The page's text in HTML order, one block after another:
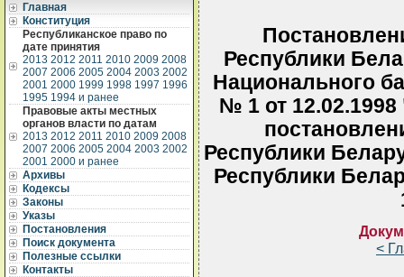
Главная
Конституция
Республиканское право по
дате принятия
2013 2012 2011 2010 2009 2008
2007 2006 2005 2004 2003 2002
2001 2000 1999 1998 1997 1996
1995 1994 и ранее
Правовые акты местных
органов власти по датам
2013 2012 2011 2010 2009 2008
2007 2006 2005 2004 2003 2002
2001 2000 и ранее
Архивы
Кодексы
Законы
Указы
Постановления
Поиск документа
Полезные ссылки
Контакты
Республики
Национального
№ 1 от
Республики
Республики
<